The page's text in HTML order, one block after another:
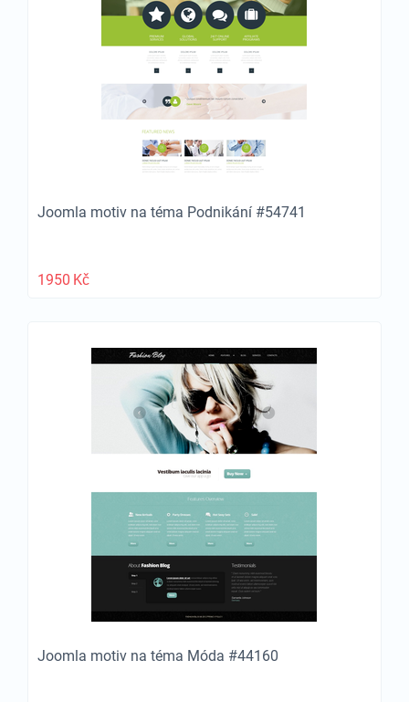
Joomla motiv na téma Podnikání #54741
1950 Kč
Joomla motiv na téma Móda #44160